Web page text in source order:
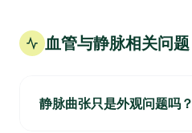
血管与静脉相关问题
静脉曲张只是外观问题吗？